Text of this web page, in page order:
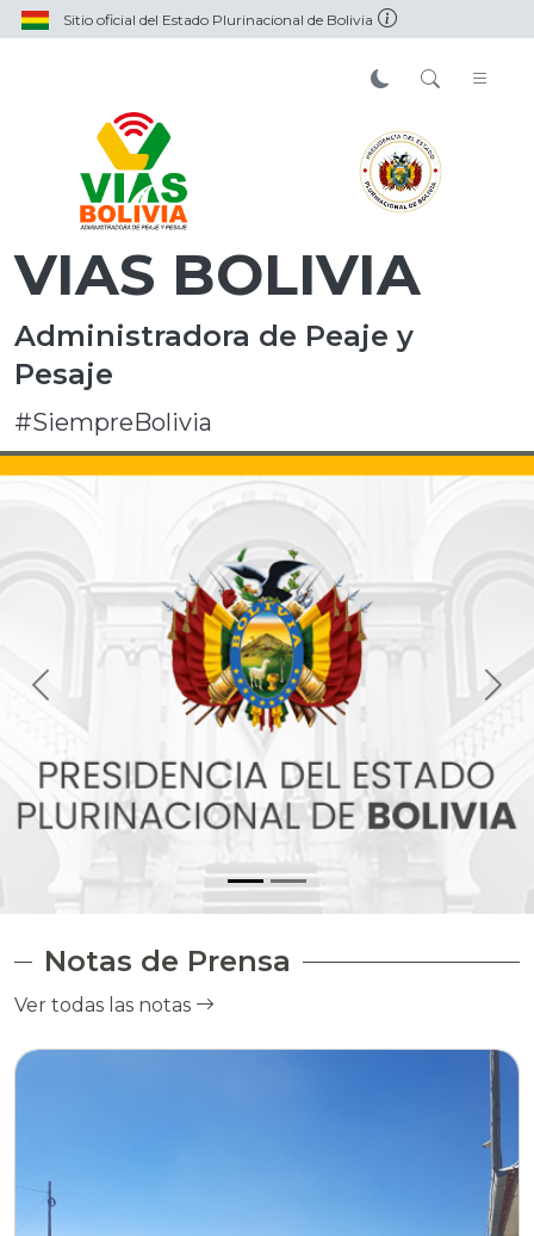
Sitio oficial del Estado Plurinacional de Bolivia
VIAS BOLIVIA
Administradora de Peaje y
Pesaje
#SiempreBolivia
Notas de Prensa
Ver todas las notas